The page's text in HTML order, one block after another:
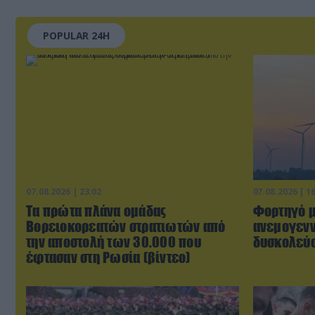
POPULAR 24H
07.08.2026 | 23:02
Τα πρώτα πλάνα ομάδας
Βορειοκορεατών στρατιωτών από
την αποστολή των 30.000 που
έφτασαν στη Ρωσία (βίντεο)
07.08.2026 |
Φορτηγό